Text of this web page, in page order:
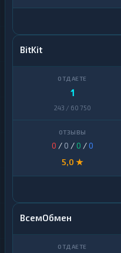
BitKit
1
243 / 60 750
0 / 0 /0 /0
5,0 ★
ВсемОбмен